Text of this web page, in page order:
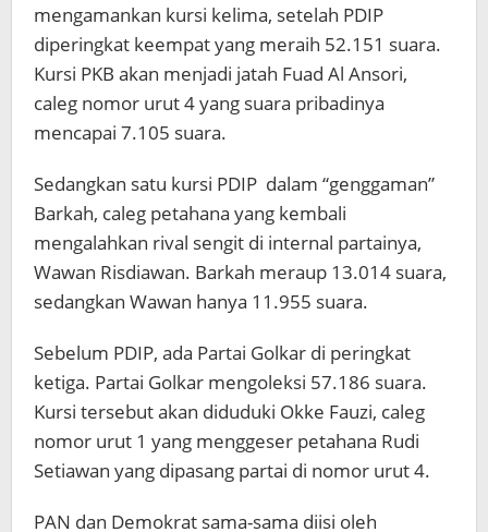
mengamankan kursi kelima, setelah PDIP
diperingkat keempat yang meraih 52.151 suara.
Kursi PKB akan menjadi jatah Fuad Al Ansori,
caleg nomor urut 4 yang suara pribadinya
mencapai 7.105 suara.
Sedangkan satu kursi PDIP dalam “genggaman”
Barkah, caleg petahana yang kembali
mengalahkan rival sengit di internal partainya,
Wawan Risdiawan. Barkah meraup 13.014 suara,
sedangkan Wawan hanya 11.955 suara.
Sebelum PDIP, ada Partai Golkar di peringkat
ketiga. Partai Golkar mengoleksi 57.186 suara.
Kursi tersebut akan diduduki Okke Fauzi, caleg
nomor urut 1 yang menggeser petahana Rudi
Setiawan yang dipasang partai di nomor urut 4.
PAN dan Demokrat sama-sama diisi oleh